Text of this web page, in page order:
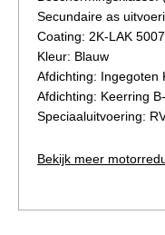
Secundaire as
Coating: 2K-LAK
Kleur: Blauw
Afdichting: Ingegoten
Afdichting: Keerring
Speciaaluitvoering:
Bekijk meer